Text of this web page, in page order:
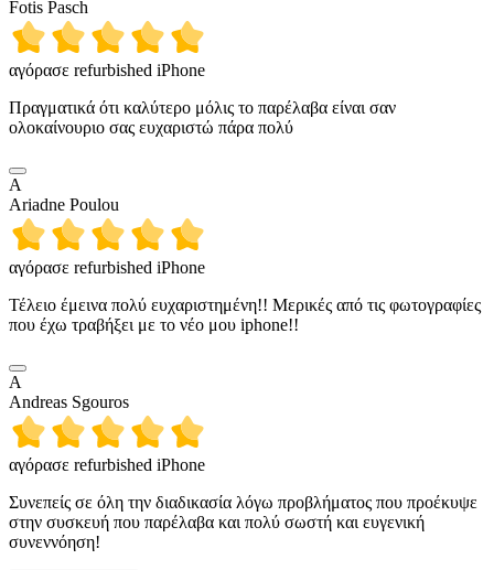
Fotis Pasch
αγόρασε refurbished iPhone
Πραγματικά ότι καλύτερο μόλις το παρέλαβα είναι σαν
ολοκαίνουριο σας ευχαριστώ πάρα πολύ
A
Ariadne Poulou
αγόρασε refurbished iPhone
Τέλειο έμεινα πολύ ευχαριστημένη!! Μερικές από τις φωτογραφίες
που έχω τραβήξει με το νέο μου iphone!!
A
Andreas Sgouros
αγόρασε refurbished iPhone
Συνεπείς σε όλη την διαδικασία λόγω προβλήματος που προέκυψε
στην συσκευή που παρέλαβα και πολύ σωστή και ευγενική
συνεννόηση!